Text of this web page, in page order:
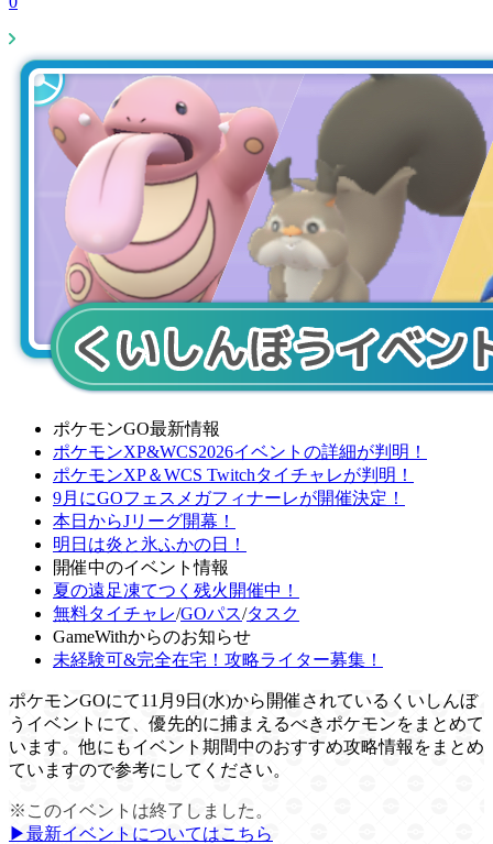
ポケモンGO最新情報
ポケモンXP&WCS2026イベントの詳細が判明！
ポケモンXP＆WCS Twitchタイチャレが判明！
9月にGOフェスメガフィナーレが開催決定！
本日からJリーグ開幕！
明日は炎と氷ふかの日！
開催中のイベント情報
夏の遠足凍てつく残火開催中！
無料タイチャレ/GOパス/タスク
GameWithからのお知らせ
未経験可&完全在宅！攻略ライター募集！
ポケモンGOにて11月9日(水)から開催されているくいしんぼ
うイベントにて、優先的に捕まえるべきポケモンをまとめて
います。他にもイベント期間中のおすすめ攻略情報をまとめ
ていますので参考にしてください。
※このイベントは終了しました。
▶︎最新イベントについてはこちら